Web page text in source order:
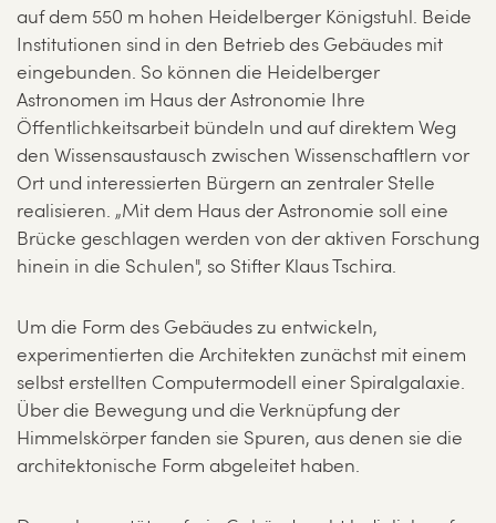
auf dem 550 m hohen Heidelberger Königstuhl. Beide
Institutionen sind in den Betrieb des Gebäudes mit
eingebunden. So können die Heidelberger
Astronomen im Haus der Astronomie Ihre
Öffentlichkeitsarbeit bündeln und auf direktem Weg
den Wissensaustausch zwischen Wissenschaftlern vor
Ort und interessierten Bürgern an zentraler Stelle
realisieren. „Mit dem Haus der Astronomie soll eine
Brücke geschlagen werden von der aktiven Forschung
hinein in die Schulen", so Stifter Klaus Tschira.
Um die Form des Gebäudes zu entwickeln,
experimentierten die Architekten zunächst mit einem
selbst erstellten Computermodell einer Spiralgalaxie.
Über die Bewegung und die Verknüpfung der
Himmelskörper fanden sie Spuren, aus denen sie die
architektonische Form abgeleitet haben.